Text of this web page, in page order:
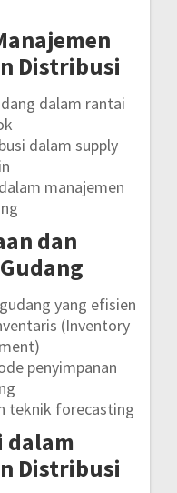
Distribusi
dalam rantai
dalam supply
manajemen
dan
yang efisien
(Inventory
penyimpanan
teknik forecasting
dalam
Distribusi